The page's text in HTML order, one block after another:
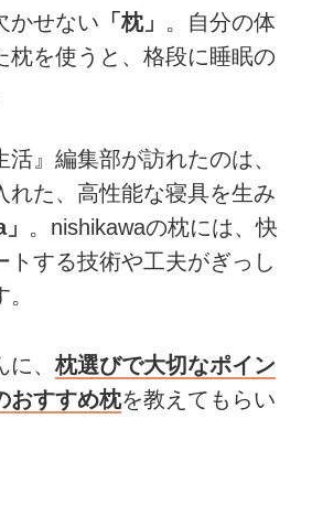
かせない 「枕」 。自分の体
枕を使うと、格段に睡眠の
』編集部が訪れたのは、
れた、高性能な寝具を生み
。nishikawaの枕には、快
トする技術や工夫がぎっし
に、枕選びで大切なポイン
おすすめ枕を教えてもらい